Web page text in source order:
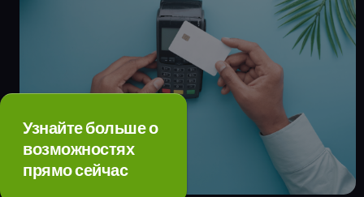
Узнайте больше о
возможностях
прямо сейчас